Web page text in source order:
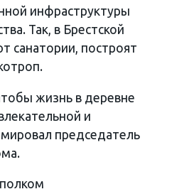
инфраструктуры
Так, в Брестской
санатории, построят
жизнь в деревне
и
председатель